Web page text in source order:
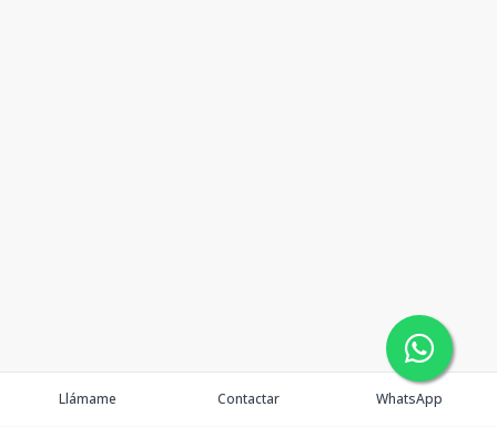
Llámame Contactar WhatsApp